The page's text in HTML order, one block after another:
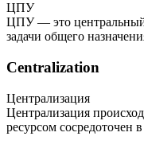
ЦПУ
ЦПУ — это центральный
задачи общего
Centralization
Централизация
Централизация
ресурсом сосредоточен